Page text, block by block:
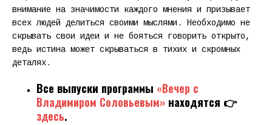
внимание на значимости каждого мнения и призывает
всех людей делиться своими мыслями. Необходимо не
скрывать свои идеи и не бояться говорить открыто,
ведь истина может скрываться в тихих и скромных
деталях.
Все выпуски программы «Вечер с
Владимиром Соловьевым» находятся 👉
здесь.